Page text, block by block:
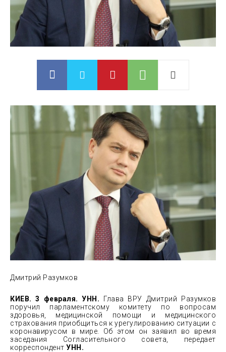
Дмитрий Разумков
КИЕВ. 3 февраля. УНН. Глава ВРУ Дмитрий Разумков
поручил парламентскому комитету по вопросам
здоровья, медицинской помощи и медицинского
страхования приобщиться к урегулированию ситуации с
коронавирусом в мире. Об этом он заявил во время
заседания Согласительного совета, передает
корреспондент УНН.